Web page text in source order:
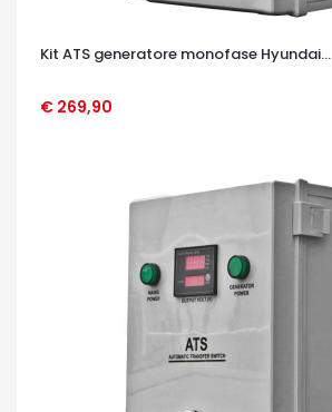
Kit ATS generatore monofase Hyundai...
€ 269,90
OCCHIATA VELOCE